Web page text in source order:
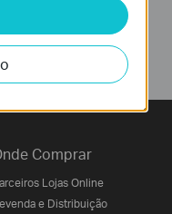
Comprar
Lojas Online
e Distribuição